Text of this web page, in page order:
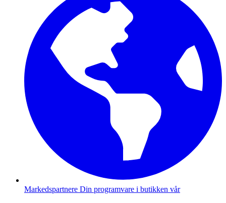
Markedspartnere Din programvare i butikken vår